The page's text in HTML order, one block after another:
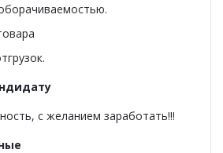
с желанием заработать!!!